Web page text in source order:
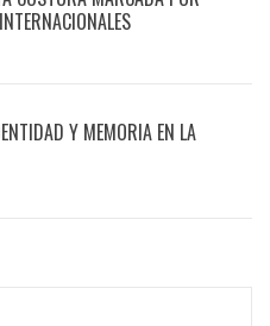
Y MEMORIA EN LA